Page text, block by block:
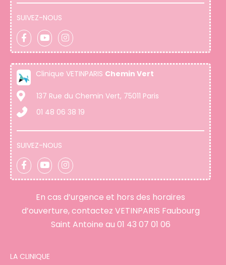
SUIVEZ-NOUS
Clinique VETINPARIS Chemin Vert
137 Rue du Chemin Vert, 75011 Paris
01 48 06 38 19
SUIVEZ-NOUS
En cas d’urgence et hors des horaires
d’ouverture, contactez VETINPARIS Faubourg
Saint Antoine au 01 43 07 01 06
LA CLINIQUE